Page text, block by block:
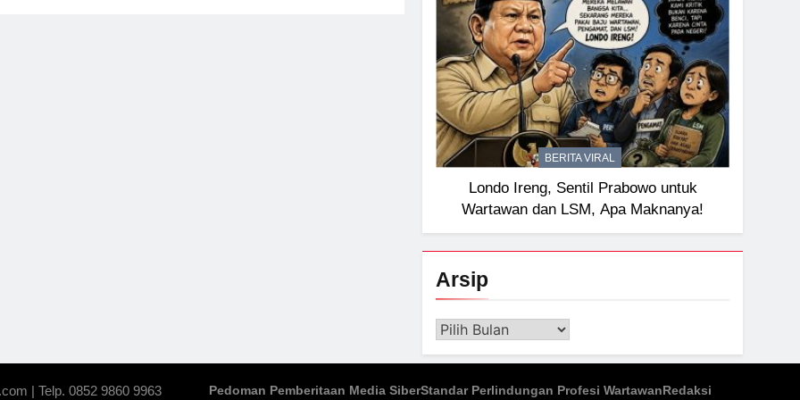
BERITA VIRAL
Londo Ireng, Sentil Prabowo untuk
Wartawan dan LSM, Apa Maknanya!
Arsip
Arsip
| Telp. 0852 9860 9963 Pedoman Pemberitaan Media SiberStandar Perlindungan Profesi WartawanRedaksi